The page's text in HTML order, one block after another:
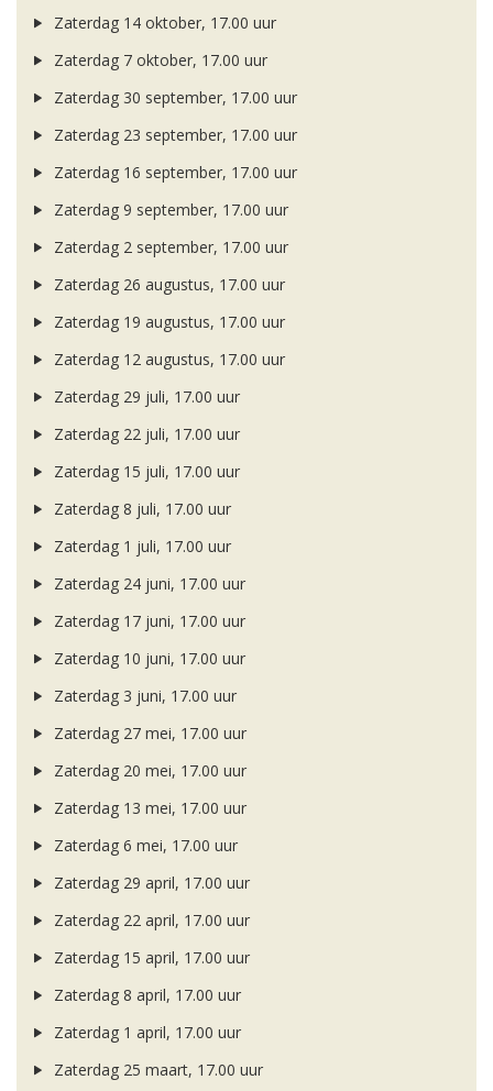
Zaterdag 14 oktober, 17.00 uur
Zaterdag 7 oktober, 17.00 uur
Zaterdag 30 september, 17.00 uur
Zaterdag 23 september, 17.00 uur
Zaterdag 16 september, 17.00 uur
Zaterdag 9 september, 17.00 uur
Zaterdag 2 september, 17.00 uur
Zaterdag 26 augustus, 17.00 uur
Zaterdag 19 augustus, 17.00 uur
Zaterdag 12 augustus, 17.00 uur
Zaterdag 29 juli, 17.00 uur
Zaterdag 22 juli, 17.00 uur
Zaterdag 15 juli, 17.00 uur
Zaterdag 8 juli, 17.00 uur
Zaterdag 1 juli, 17.00 uur
Zaterdag 24 juni, 17.00 uur
Zaterdag 17 juni, 17.00 uur
Zaterdag 10 juni, 17.00 uur
Zaterdag 3 juni, 17.00 uur
Zaterdag 27 mei, 17.00 uur
Zaterdag 20 mei, 17.00 uur
Zaterdag 13 mei, 17.00 uur
Zaterdag 6 mei, 17.00 uur
Zaterdag 29 april, 17.00 uur
Zaterdag 22 april, 17.00 uur
Zaterdag 15 april, 17.00 uur
Zaterdag 8 april, 17.00 uur
Zaterdag 1 april, 17.00 uur
Zaterdag 25 maart, 17.00 uur